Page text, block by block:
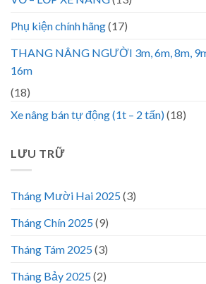
Phụ kiện chính hãng(17)
THANG NÂNG NGƯỜI 3m, 6m, 8m,
16m
(18)
Xe nâng bán tự động (1t – 2 tấn)(18)
LƯU TRỮ
Tháng Mười Hai 2025(3)
Tháng Chín 2025(9)
Tháng Tám 2025(3)
Tháng Bảy 2025(2)